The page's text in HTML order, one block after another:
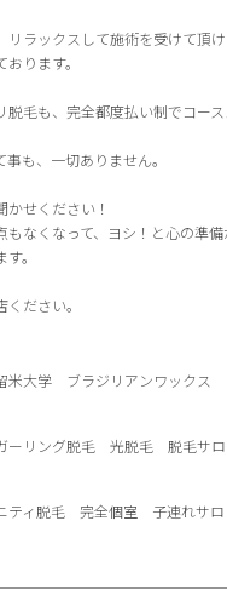
リラックスして施術を受けて頂
ります。
脱毛も、完全都度払い制でコー
も、一切ありません。
せください！
もなくなって、ヨシ！と心の準
。
ださい。
米大学 ブラジリアンワックス
ーリング脱毛 光脱毛 脱毛サロ
ティ脱毛 完全個室 子連れサロ